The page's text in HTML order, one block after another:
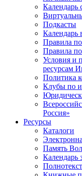
Календарь
Подкасты
Календарь
Правила
Правила
Условия и
ресурсам
Политика
Клубы по
Россия»
Ресурсы
Каталоги
Память
Календарь